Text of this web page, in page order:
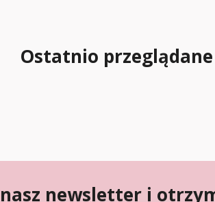
Ostatnio
newsletter i